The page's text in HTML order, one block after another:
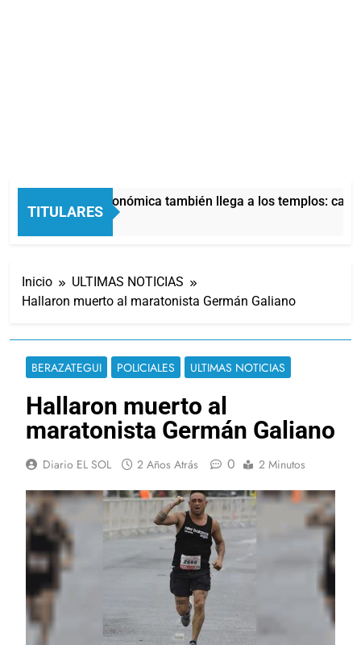
TITULARES
La crisis económica también llega a los templos:
3 Horas Atrás
Inicio
ULTIMAS NOTICIAS
Hallaron muerto al maratonista Germán Galiano
BERAZATEGUI POLICIALES ULTIMAS NOTICIAS
Hallaron muerto al
maratonista Germán Galiano
Diario EL SOL 2 Años Atrás 0 2 Minutos